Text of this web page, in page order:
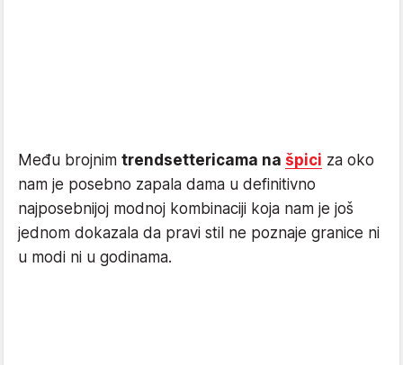
Među brojnim trendsettericama na špici za oko
nam je posebno zapala dama u definitivno
najposebnijoj modnoj kombinaciji koja nam je još
jednom dokazala da pravi stil ne poznaje granice ni
u modi ni u godinama.